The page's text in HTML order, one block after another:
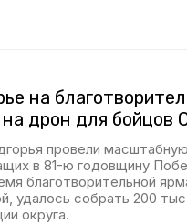
на
дрон для бойцов
провели
в 81-ю годовщину
благотворительной
удалось собрать 200
округа.